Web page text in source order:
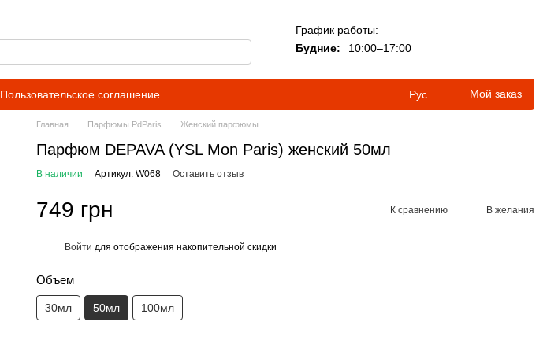
График работы:
Будние:
10:00–17:00
Пользовательское соглашение Рус Мой заказ
Главная Парфюмы PdParis Женский парфюмы
Парфюм DEPAVA (YSL Mon Paris) женский 50мл
В наличии Артикул: W068 Оставить отзыв
749 грн К сравнению В желания
Войти для отображения накопительной скидки
Объем
30мл 50мл 100мл